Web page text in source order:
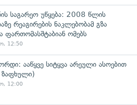
საგარეო უწყება: 2008 წლის
რეაგირების ნაკლებობამ გზა
ფართომასშტაბიან ომებს
12:50
ააწყვე სიტყვა არეული ასოებით
ზაფხული)
12:00